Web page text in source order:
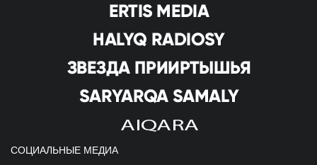
СОЦИАЛЬНЫЕ МЕДИА